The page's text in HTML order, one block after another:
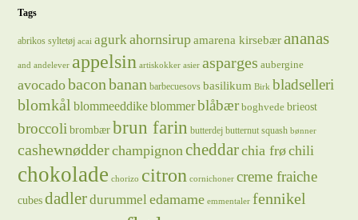
Tags
abrikos syltetøj acai agurkahornsirupamarena kirsebærananas
and andelever appelsin artiskokker asier asparges aubergine
avocadobaconbanan barbecuesovs basilikum Birk bladselleri
blomkål blommeeddikeblommerblåbær boghvede brieost
broccoli brombær brun farin butterdej butternut squash bønner
cashewnødderchampignoncheddarchia frøchili
chokolade chorizo citron cornichoner creme fraiche
cubes dadlerdurummeledamame emmentaler fennikel